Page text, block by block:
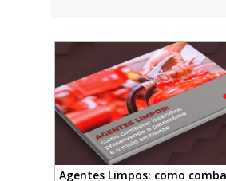
Agentes Limpos: como